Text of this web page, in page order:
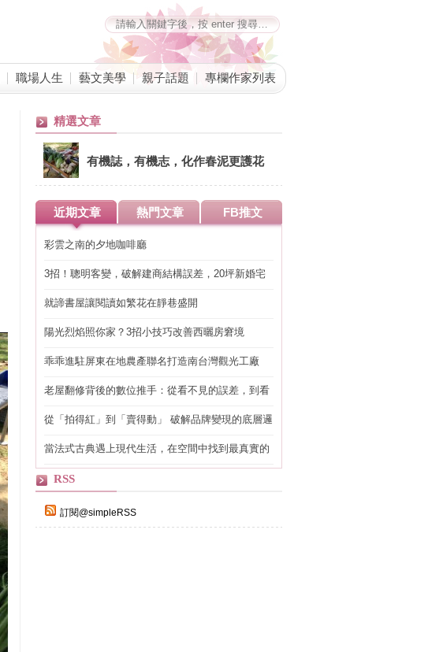
職場人生 藝文美學 親子話題 專欄作家列表
精選文章
有機誌，有機志，化作春泥更護花
劉鳳招 總編追思會5.18(六) 12:00-
14:00 清華大學竹蜻蜓綠市集
近期文章 熱門文章 FB推文
彩雲之南的夕地咖啡廳
3招！聰明客變，破解建商結構誤差，20坪新婚宅
就諦書屋讓閱讀如繁花在靜巷盛開
陽光烈焰照你家？3招小技巧改善西曬房窘境
乖乖進駐屏東在地農產聯名打造南台灣觀光工廠
老屋翻修背後的數位推手：從看不見的誤差，到看
從「拍得紅」到「賣得動」 破解品牌變現的底層邏
當法式古典遇上現代生活，在空間中找到最真實的
RSS
訂閱@simpleRSS